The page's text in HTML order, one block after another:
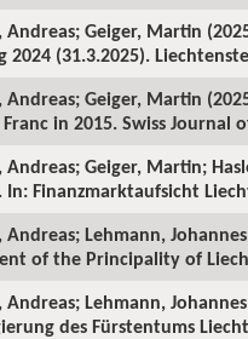
Geiger, Martin
2024 (31.3.2025).
Geiger, Martin
in 2015. Swiss Journal
Geiger, Martin;
In: Finanzmarktaufsicht
Lehmann,
of the Principality of
Lehmann,
des Fürstentums